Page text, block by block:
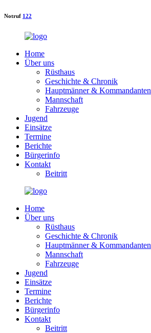
Notruf 122
Home
Über uns
Rüsthaus
Geschichte & Chronik
Hauptmänner & Kommandanten
Mannschaft
Fahrzeuge
Jugend
Einsätze
Termine
Berichte
Bürgerinfo
Kontakt
Beitritt
Home
Über uns
Rüsthaus
Geschichte & Chronik
Hauptmänner & Kommandanten
Mannschaft
Fahrzeuge
Jugend
Einsätze
Termine
Berichte
Bürgerinfo
Kontakt
Beitritt